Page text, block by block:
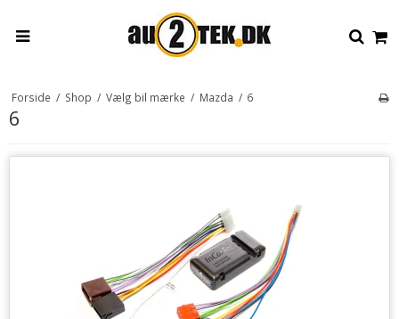
Forside / Shop / Vælg bil mærke / Mazda / 6
6